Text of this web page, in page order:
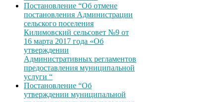
Постановление “Об отмене
постановления Администрации
сельского поселения
Килимовский сельсовет №9 от
16 марта 2017 года «Об
утверждении
Административных регламентов
предоставления муниципальной
услуги “
Постановление “Об
утверждении муниципальной